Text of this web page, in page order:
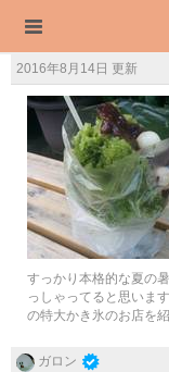
2016年8月14日 更新
すっかり本格的な夏の
っしゃってると思いま
の特大かき氷のお店を
ガロン